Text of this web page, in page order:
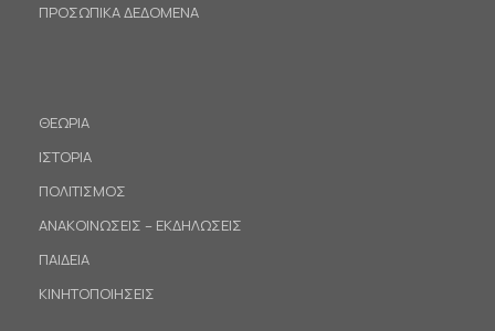
ΠΡΟΣΩΠΙΚΑ ΔΕΔΟΜΕΝΑ
ΘΕΩΡΙΑ
ΙΣΤΟΡΙΑ
ΠΟΛΙΤΙΣΜΟΣ
ΑΝΑΚΟΙΝΩΣΕΙΣ – ΕΚΔΗΛΩΣΕΙΣ
ΠΑΙΔΕΙΑ
ΚΙΝΗΤΟΠΟΙΗΣΕΙΣ